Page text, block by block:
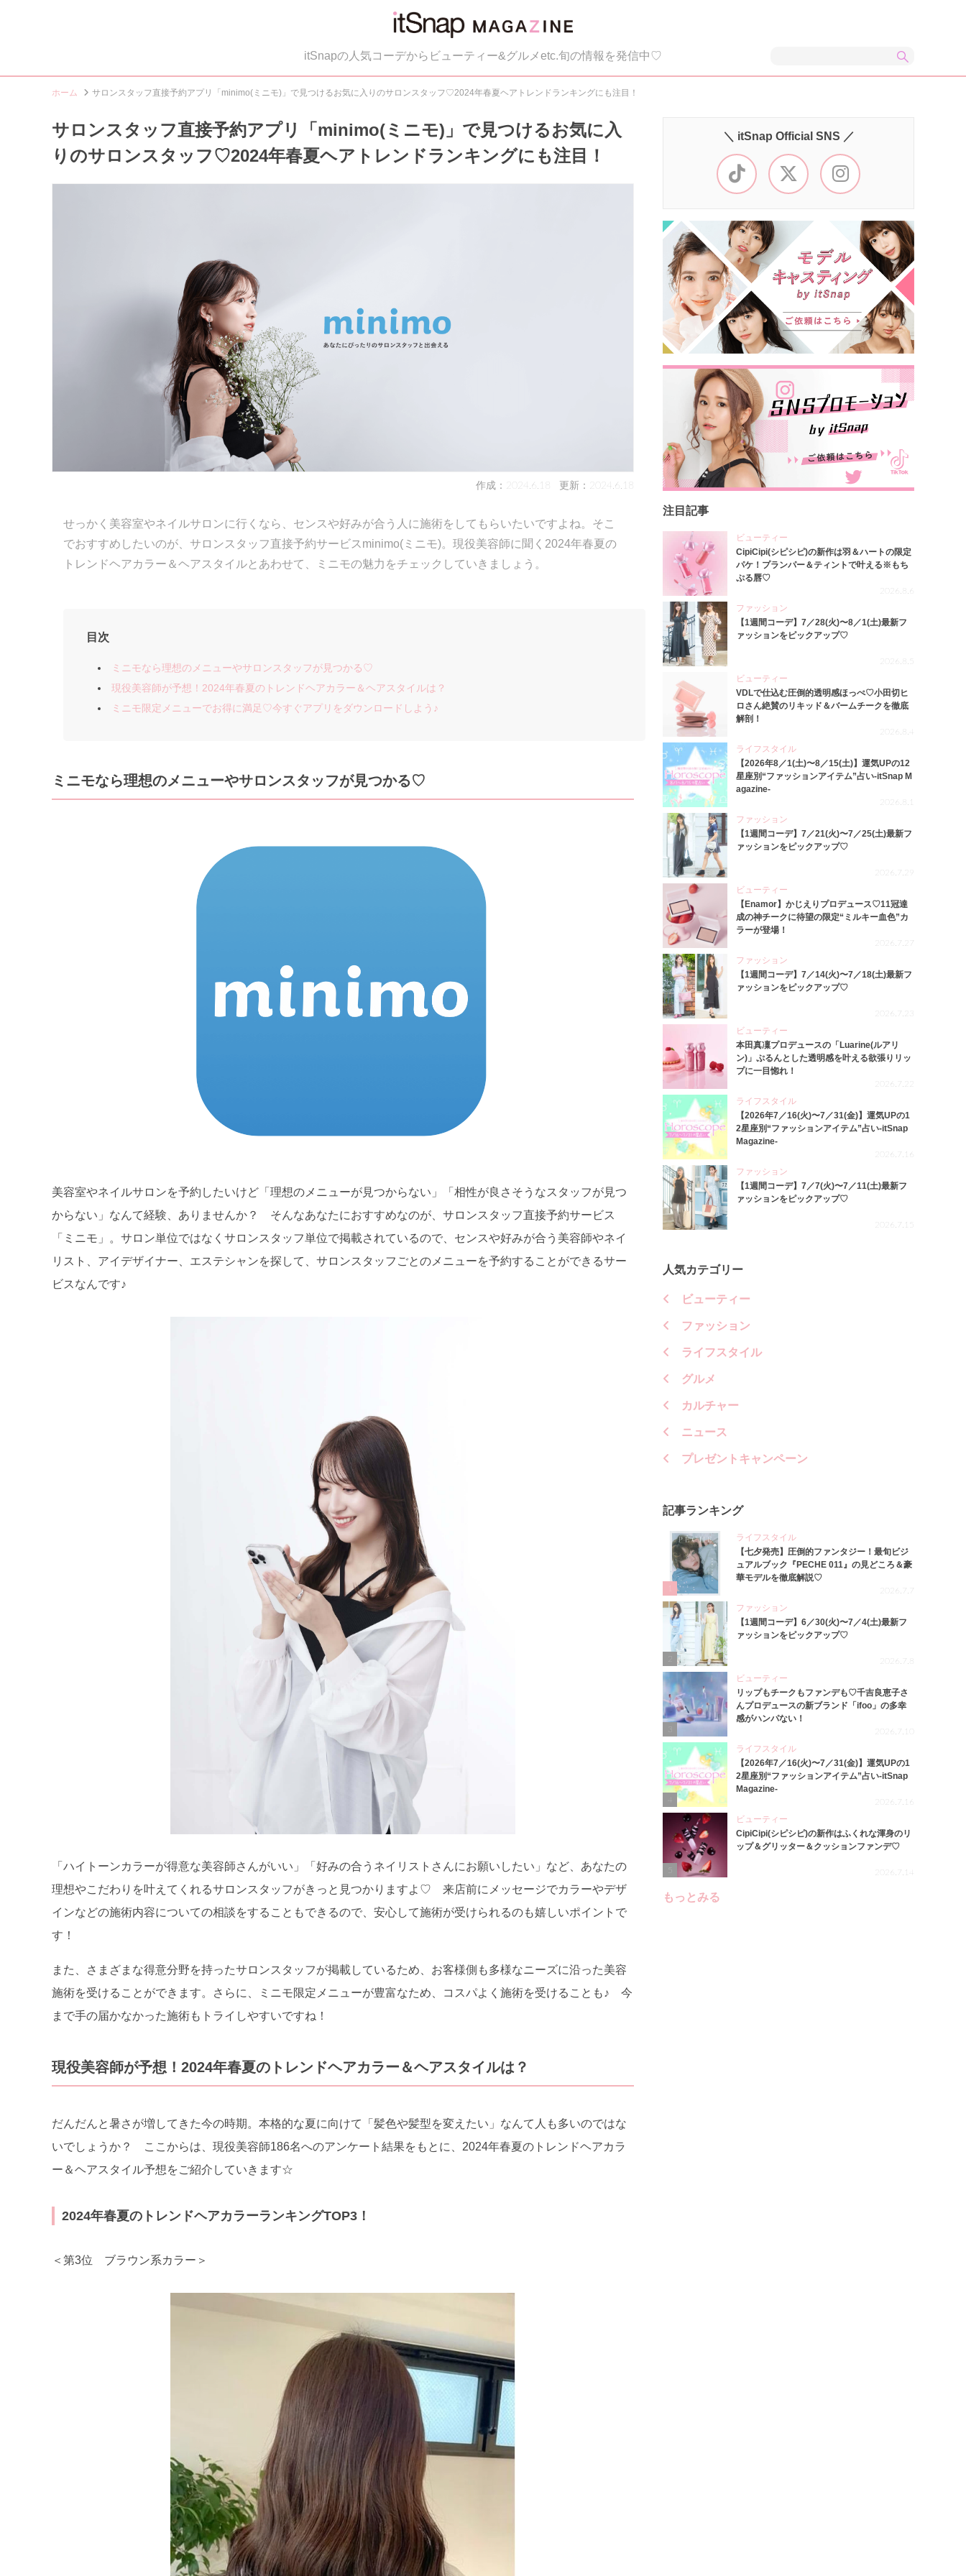
itSnapの人気コーデからビューティー&グルメetc.旬の情報を発信中♡
ホーム サロンスタッフ直接予約アプリ「minimo(ミニモ)」で見つけるお気に入りのサロンスタッフ♡2024年春夏ヘアトレンドランキングにも注目！
サロンスタッフ直接予約アプリ「minimo(ミニモ)」で見つけるお気に入
りのサロンスタッフ♡2024年春夏ヘアトレンドランキングにも注目！
作成：2024.6.18 更新：2024.6.18
せっかく美容室やネイルサロンに行くなら、センスや好みが合う人に施術をしてもらいたいですよね。そこ
でおすすめしたいのが、サロンスタッフ直接予約サービスminimo(ミニモ)。現役美容師に聞く2024年春夏の
トレンドヘアカラー＆ヘアスタイルとあわせて、ミニモの魅力をチェックしていきましょう。
目次
ミニモなら理想のメニューやサロンスタッフが見つかる♡
現役美容師が予想！2024年春夏のトレンドヘアカラー＆ヘアスタイルは？
ミニモ限定メニューでお得に満足♡今すぐアプリをダウンロードしよう♪
ミニモなら理想のメニューやサロンスタッフが見つかる♡
美容室やネイルサロンを予約したいけど「理想のメニューが見つからない」「相性が良さそうなスタッフが見つ
からない」なんて経験、ありませんか？ そんなあなたにおすすめなのが、サロンスタッフ直接予約サービス
「ミニモ」。サロン単位ではなくサロンスタッフ単位で掲載されているので、センスや好みが合う美容師やネイ
リスト、アイデザイナー、エステシャンを探して、サロンスタッフごとのメニューを予約することができるサー
ビスなんです♪
「ハイトーンカラーが得意な美容師さんがいい」「好みの合うネイリストさんにお願いしたい」など、あなたの
理想やこだわりを叶えてくれるサロンスタッフがきっと見つかりますよ♡ 来店前にメッセージでカラーやデザ
インなどの施術内容についての相談をすることもできるので、安心して施術が受けられるのも嬉しいポイントで
す！
また、さまざまな得意分野を持ったサロンスタッフが掲載しているため、お客様側も多様なニーズに沿った美容
施術を受けることができます。さらに、ミニモ限定メニューが豊富なため、コスパよく施術を受けることも♪ 今
まで手の届かなかった施術もトライしやすいですね！
現役美容師が予想！2024年春夏のトレンドヘアカラー＆ヘアスタイルは？
だんだんと暑さが増してきた今の時期。本格的な夏に向けて「髪色や髪型を変えたい」なんて人も多いのではな
いでしょうか？ ここからは、現役美容師186名へのアンケート結果をもとに、2024年春夏のトレンドヘアカラ
ー＆ヘアスタイル予想をご紹介していきます☆
2024年春夏のトレンドヘアカラーランキングTOP3！
＜第3位 ブラウン系カラー＞
＼ itSnap Official SNS ／
注目記事
ビューティー
CipiCipi(シピシピ)の新作は羽＆ハートの限定
パケ！プランパー＆ティントで叶える※もち
ぷる唇♡
2026.8.6
ファッション
【1週間コーデ】7／28(火)〜8／1(土)最新フ
ァッションをピックアップ♡
2026.8.5
ビューティー
VDLで仕込む圧倒的透明感ほっぺ♡小田切ヒ
ロさん絶賛のリキッド＆バームチークを徹底
解剖！
2026.8.4
ライフスタイル
【2026年8／1(土)〜8／15(土)】運気UPの12
星座別“ファッションアイテム”占い-itSnap M
agazine-
2026.8.1
ファッション
【1週間コーデ】7／21(火)〜7／25(土)最新フ
ァッションをピックアップ♡
2026.7.29
ビューティー
【Enamor】かじえりプロデュース♡11冠達
成の神チークに待望の限定“ミルキー血色”カ
ラーが登場！
2026.7.27
ファッション
【1週間コーデ】7／14(火)〜7／18(土)最新フ
ァッションをピックアップ♡
2026.7.23
ビューティー
本田真凜プロデュースの「Luarine(ルアリ
ン)」ぷるんとした透明感を叶える欲張りリッ
プに一目惚れ！
2026.7.22
ライフスタイル
【2026年7／16(火)〜7／31(金)】運気UPの1
2星座別“ファッションアイテム”占い-itSnap
Magazine-
2026.7.16
ファッション
【1週間コーデ】7／7(火)〜7／11(土)最新フ
ァッションをピックアップ♡
2026.7.15
人気カテゴリー
ビューティー
ファッション
ライフスタイル
グルメ
カルチャー
ニュース
プレゼントキャンペーン
記事ランキング
ライフスタイル
【七夕発売】圧倒的ファンタジー！最旬ビジ
ュアルブック『PECHE 011』の見どころ＆豪
華モデルを徹底解説♡
2026.7.7
ファッション
【1週間コーデ】6／30(火)〜7／4(土)最新フ
ァッションをピックアップ♡
2026.7.8
3
ビューティー
リップもチークもファンデも♡千吉良恵子さ
んプロデュースの新ブランド「ifoo」の多幸
感がハンパない！
2026.7.10
4
ライフスタイル
【2026年7／16(火)〜7／31(金)】運気UPの1
2星座別“ファッションアイテム”占い-itSnap
Magazine-
2026.7.16
ビューティー
CipiCipi(シピシピ)の新作はふくれな渾身のリ
ップ＆グリッター＆クッションファンデ♡
2026.7.14
もっとみる